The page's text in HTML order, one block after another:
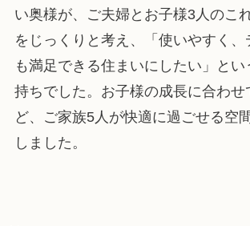
い奥様が、ご夫婦とお子様3人のこ
をじっくりと考え、「使いやすく、
も満足できる住まいにしたい」とい
持ちでした。お子様の成長に合わせ
ど、ご家族5人が快適に過ごせる空
しました。